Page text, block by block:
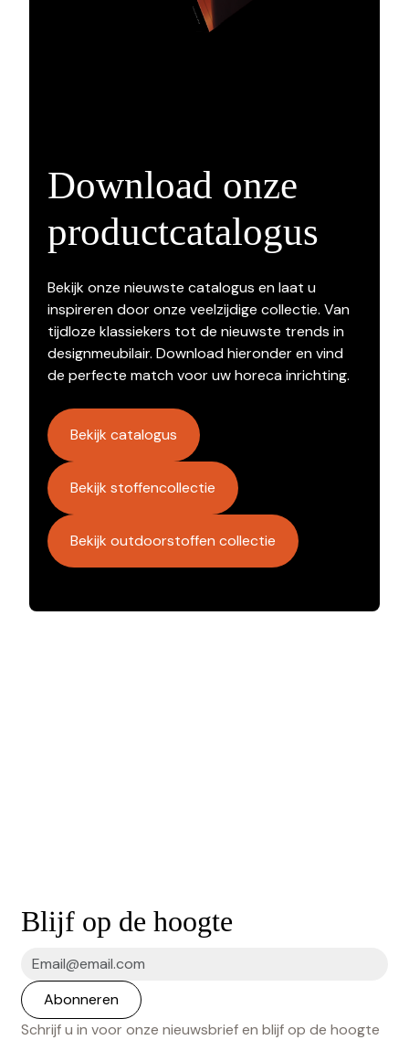
Download onze
productcatalogus
Bekijk onze nieuwste catalogus en laat u
inspireren door onze veelzijdige collectie. Van
tijdloze klassiekers tot de nieuwste trends in
designmeubilair. Download hieronder en vind
de perfecte match voor uw horeca inrichting.
Bekijk catalogus
Bekijk stoffencollectie
Bekijk outdoorstoffen collectie
Blijf op de hoogte
Schrijf u in voor onze nieuwsbrief en blijf op de hoogte